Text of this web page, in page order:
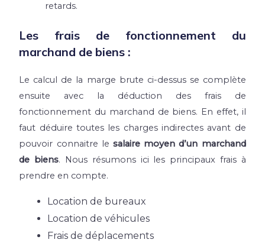
retards.
Les frais de fonctionnement du
marchand de biens :
Le calcul de la marge brute ci-dessus se complète
ensuite avec la déduction des frais de
fonctionnement du marchand de biens. En effet, il
faut déduire toutes les charges indirectes avant de
pouvoir connaitre le salaire moyen d’un marchand
de biens. Nous résumons ici les principaux frais à
prendre en compte.
Location de bureaux
Location de véhicules
Frais de déplacements